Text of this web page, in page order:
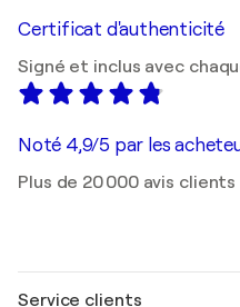
Certificat d'authenticité
Signé et inclus avec
Noté 4,9/5 par les
Plus de 20 000 avis clients
Service clients